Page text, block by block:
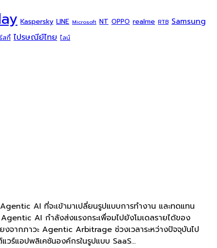
Kaspersky LINE Microsoft NT OPPO realme RTB Samsung
สกี้ ไปรษณีย์ไทย ไลน์
AI ที่จะเข้ามาเปลี่ยนรูปแบบการทำงาน และทดแทน
AI กำลังส่งแรงกระเพื่อมไปยังโมเดลรายได้ของ
จากภาวะ Agentic Arbitrage ช่วงเวลาระหว่างปัจจุบันไป
ร์แอปพลิเคชันองค์กรในรูปแบบ SaaS...